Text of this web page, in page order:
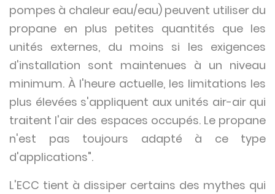
pompes à chaleur eau/eau) peuvent utiliser du
propane en plus petites quantités que les
unités externes, du moins si les exigences
d'installation sont maintenues à un niveau
minimum. À l'heure actuelle, les limitations les
plus élevées s'appliquent aux unités air-air qui
traitent l'air des espaces occupés. Le propane
n'est pas toujours adapté à ce type
d'applications".
L'ECC tient à dissiper certains des mythes qui